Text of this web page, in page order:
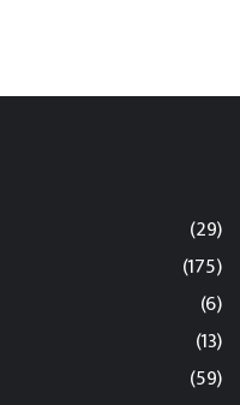
(29)
(175)
(6)
(13)
(59)